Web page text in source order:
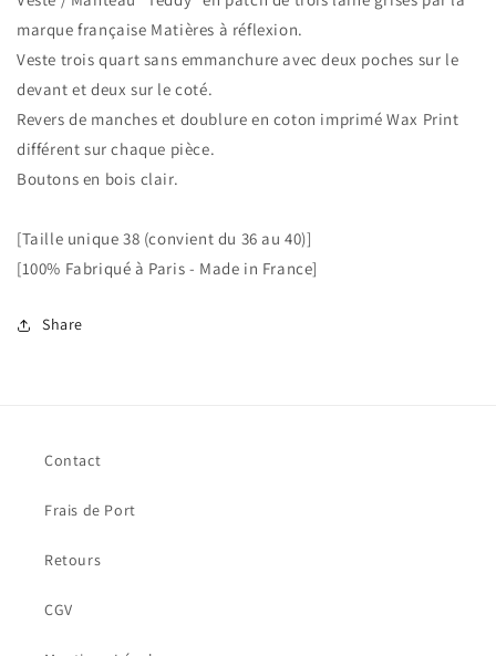
laine
Trio
patch
laine
Trio
patch
marque française Matières à réflexion.
Veste trois quart sans emmanchure avec deux poches sur le
devant et deux sur le coté.
Revers de manches et doublure en coton imprimé Wax Print
différent sur chaque pièce.
Boutons en bois clair.
[Taille unique 38 (convient du 36 au 40)]
[100% Fabriqué à Paris - Made in France]
Share
Contact
Frais de Port
Retours
CGV